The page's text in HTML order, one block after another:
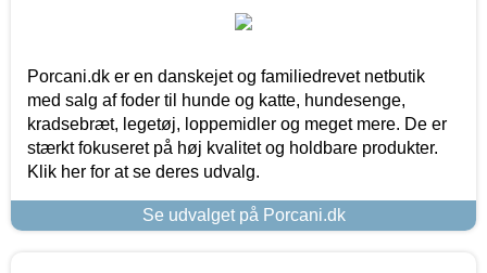
Porcani.dk er en danskejet og familiedrevet netbutik
med salg af foder til hunde og katte, hundesenge,
kradsebræt, legetøj, loppemidler og meget mere. De er
stærkt fokuseret på høj kvalitet og holdbare produkter.
Klik her for at se deres udvalg.
Se udvalget på Porcani.dk